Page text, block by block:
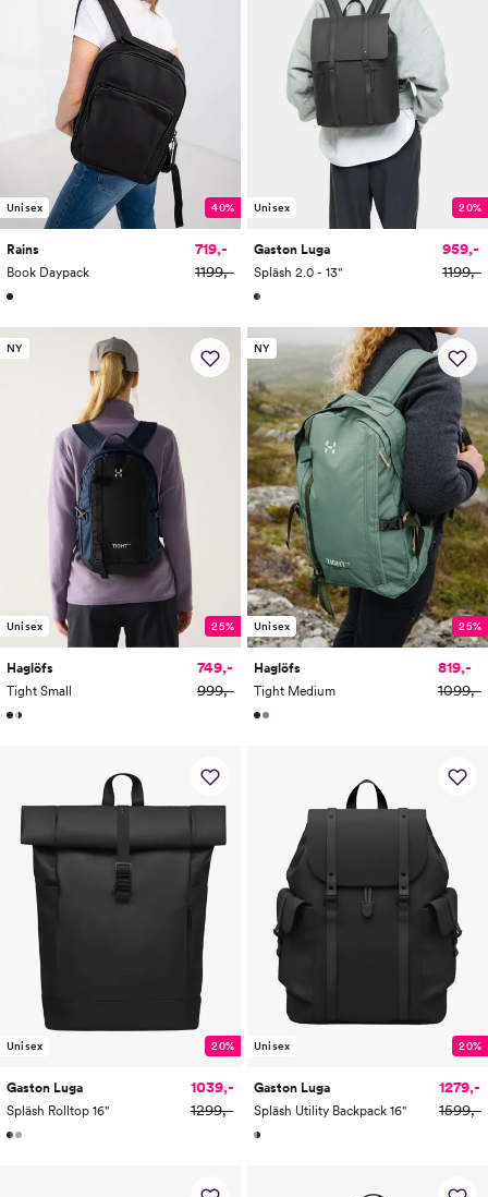
Unisex 40%
Rains
Book Daypack
719,-
1199,-
Unisex 20%
Gaston Luga
Spläsh 2.0 - 13"
959,-
1199,-
NY
Unisex 25%
Haglöfs
Tight Small
749,-
999,-
NY
Unisex 25%
Haglöfs
Tight Medium
819,-
1099,-
Unisex 20%
Gaston Luga
Spläsh Rolltop 16"
1039,-
1299,-
Unisex 20%
Gaston Luga
Spläsh Utility Backpack 16"
1279,-
1599,-